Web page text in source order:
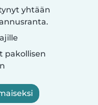
yhtään
pakollisen